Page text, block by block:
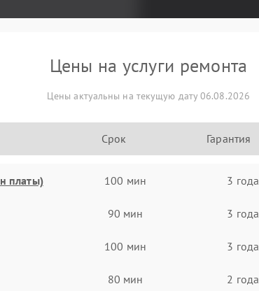
Цены на услуги ремонта
Цены актуальны на текущую дату 06.08.2026
Срок Гарантия
платы) 100 мин 3 года
90 мин 3 года
100 мин 3 года
80 мин 2 года